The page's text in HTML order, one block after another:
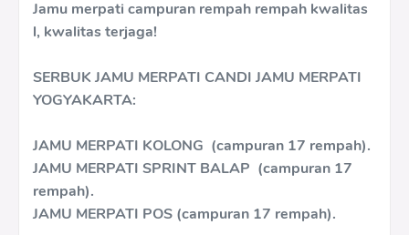
Jamu merpati campuran rempah rempah kwalitas
l, kwalitas terjaga!
SERBUK JAMU MERPATI CANDI JAMU MERPATI
YOGYAKARTA:
JAMU MERPATI KOLONG (campuran 17 rempah).
JAMU MERPATI SPRINT BALAP (campuran 17
rempah).
JAMU MERPATI POS (campuran 17 rempah).